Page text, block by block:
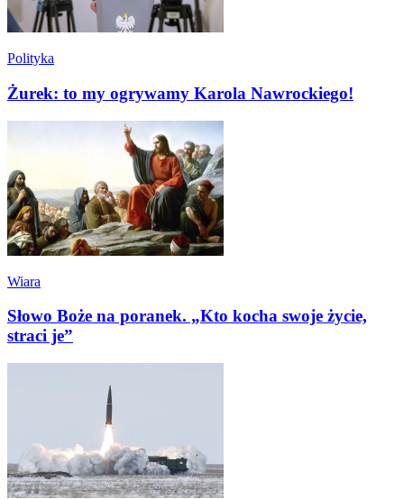
Polityka
Żurek: to my ogrywamy Karola Nawrockiego!
Wiara
Słowo Boże na poranek. „Kto kocha swoje życie,
straci je”